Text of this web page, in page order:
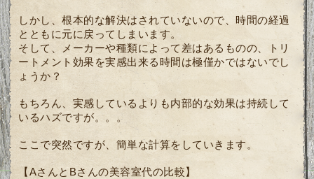
しかし、根本的な解決はされていないので、時間の経過
とともに元に戻ってしまいます。
そして、メーカーや種類によって差はあるものの、トリ
ートメント効果を実感出来る時間は極僅かではないでし
ょうか？
もちろん、実感しているよりも内部的な効果は持続して
いるハズですが。。。
ここで突然ですが、簡単な計算をしていきます。
【AさんとBさんの美容室代の比較】